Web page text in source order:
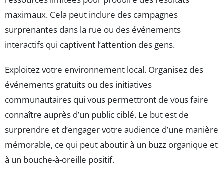
maximaux. Cela peut inclure des campagnes
surprenantes dans la rue ou des événements
interactifs qui captivent l’attention des gens.
Exploitez votre environnement local. Organisez des
événements gratuits ou des initiatives
communautaires qui vous permettront de vous faire
connaître auprès d’un public ciblé. Le but est de
surprendre et d’engager votre audience d’une manière
mémorable, ce qui peut aboutir à un buzz organique et
à un bouche-à-oreille positif.